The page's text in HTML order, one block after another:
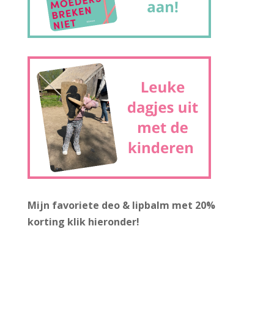
Mijn favoriete deo & lipbalm met 20%
korting klik hieronder!